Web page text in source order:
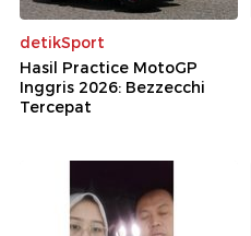
detikSport
Hasil Practice MotoGP
Inggris 2026: Bezzecchi
Tercepat